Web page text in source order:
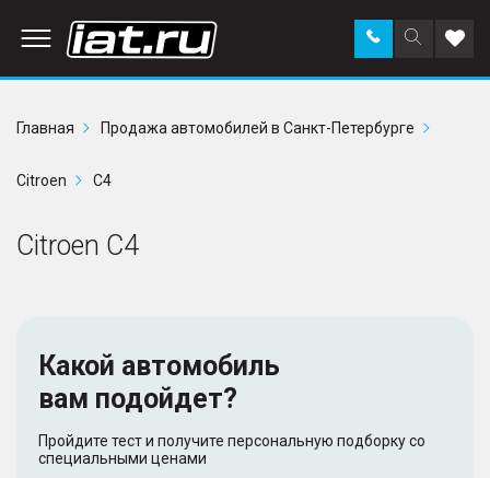
Поиск
по
Заказать
звонок в
Главная
Продажа автомобилей в Санкт-Петербурге
Citroen C4
Citroen C4
Какой автомобиль
вам подойдет?
Пройдите тест и получите персональную подборку со
специальными ценами